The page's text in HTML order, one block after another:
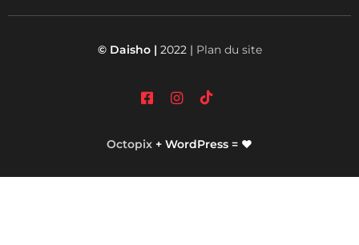
© Daisho | 2022 | Plan du site
Octopix + WordPress = ❤